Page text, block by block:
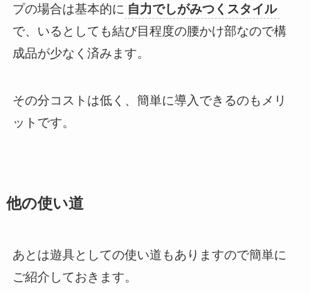
プの場合は基本的に 自力でしがみつくスタイル
で、いるとしても結び目程度の腰かけ部なので構
成品が少なく済みます。
その分コストは低く、簡単に導入できるのもメリ
ットです。
他の使い道
あとは遊具としての使い道もありますので簡単に
ご紹介しておきます。